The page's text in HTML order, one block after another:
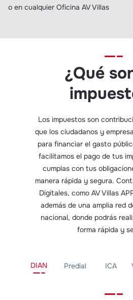
o en cualquier Oficina AV Villas
¿Qué
Los impuestos son
que los ciudadanos y
para financiar el gasto
facilitamos el pago de tus
cumplas con tus
manera rápida y segura.
Digitales, como AV Villas
además de una amplia red
nacional, donde podrás
forma rápida y
DIAN Predial ICA